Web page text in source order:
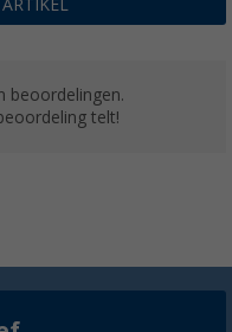
beoordelingen.
telt!